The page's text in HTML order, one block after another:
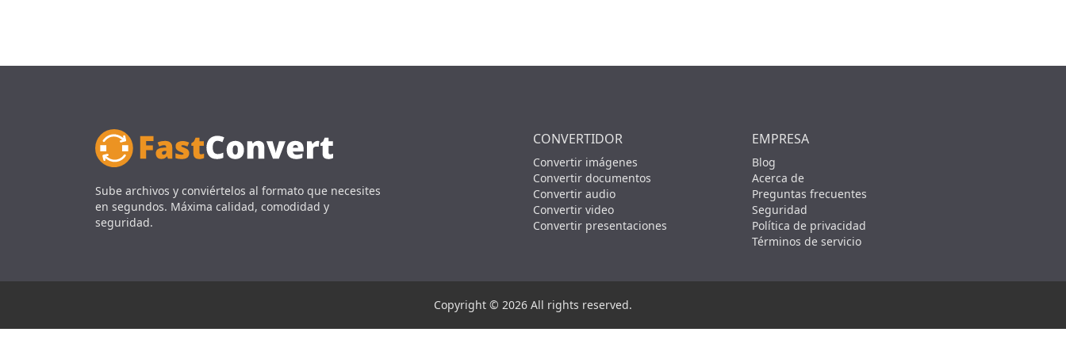
Sube archivos y conviértelos al formato que necesites
en segundos. Máxima calidad, comodidad y
seguridad.
CONVERTIDOR
Convertir imágenes
Convertir documentos
Convertir audio
Convertir video
Convertir presentaciones
EMPRESA
Blog
Acerca de
Preguntas frecuentes
Seguridad
Política de privacidad
Términos de servicio
Copyright © 2026 All rights reserved.